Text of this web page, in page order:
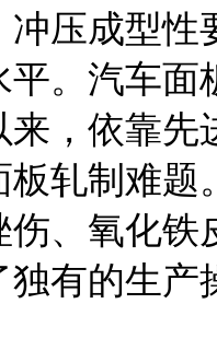
冲压成型
平。汽车面
来，依靠先
板轧制难题
伤、氧化
独有的生产